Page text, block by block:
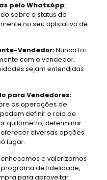
pelo WhatsApp:
sobre o status do
no seu aplicativo de
Vendedor:Nunca foi
com o vendedor.
sejam entendidas
para Vendedores:
as operações de
definir o raio de
quilômetro, determinar
diversas opções
lugar.
e valorizamos
de fidelidade,
para aproveitar